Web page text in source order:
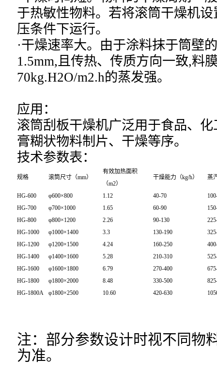
于热敏性物料。若将滚筒干燥机
压条件下运行。
·干燥速率大。由于涂料抹于筒壁
1.5mm,且传热、传质方向一致,料
70kg.H2O/m2.h的蒸发强。
应用：
滚筒刮板干燥机广泛用于食品、
膏糊状物料制片、干燥等序。
技术参数表：
规格 滚筒尺寸（mm）
有效加热面积
（m2）
干燥能力（kg/h） 蒸
HG-600 φ600×800 1.12 40-70
HG-700
φ700×1000 1.65 60-90
HG-800
φ800×1200 2.26 90-130
HG-1000
φ1000×1400 3.3 130-190
HG-1200
φ1200×1500 4.24 160-250
HG-1400
φ1400×1600 5.28 210-310
HG-1600
φ1600×1800 6.79 270-400
HG-1800
φ1800×2000 8.48 330-500
HG-1800A
φ1800×2500 10.60 420-630
注：部分参数设计时视不同物
为准。